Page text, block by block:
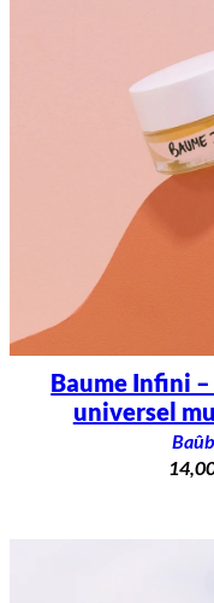
Baume Infini
universel